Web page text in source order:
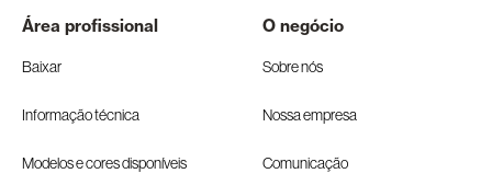
Área profissional
Baixar
Informação técnica
Modelos e cores disponíveis
O negócio
Sobre nós
Nossa empresa
Comunicação